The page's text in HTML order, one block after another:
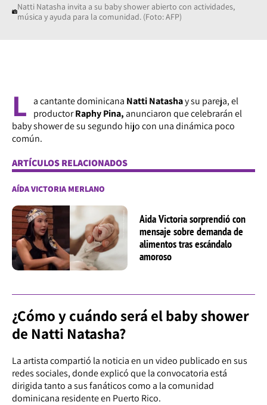
Natti Natasha invita a su baby shower abierto con actividades,
música y ayuda para la comunidad. (Foto: AFP)
L a cantante dominicana Natti Natashay su pareja, el
productorRaphy Pina, anunciaron que celebrarán el
baby shower de su segundo hijo con una dinámica poco
común.
ARTÍCULOS RELACIONADOS
AÍDA VICTORIA MERLANO
Aida Victoria sorprendió con
mensaje sobre demanda de
alimentos tras escándalo
amoroso
¿Cómo y cuándo será el baby shower
de Natti Natasha?
La artista compartió la noticia en un video publicado en sus
redes sociales, donde explicó que la convocatoria está
dirigida tanto a sus fanáticos como a la comunidad
dominicana residente en Puerto Rico.